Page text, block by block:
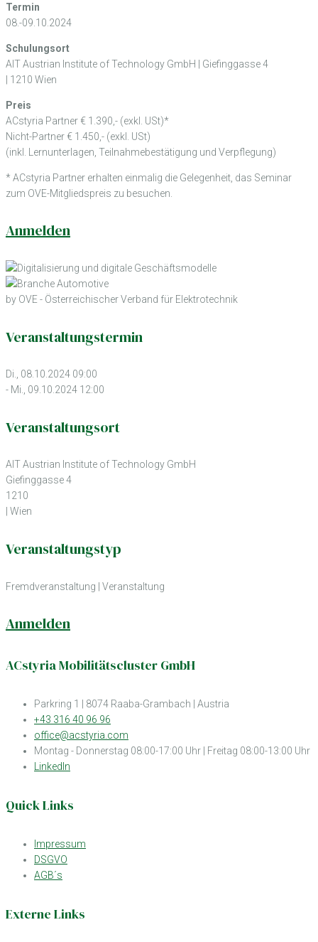
Termin
08.-09.10.2024
Schulungsort
AIT Austrian Institute of Technology GmbH | Giefinggasse 4
| 1210 Wien
Preis
ACstyria Partner € 1.390,- (exkl. USt)*
Nicht-Partner € 1.450,- (exkl. USt)
(inkl. Lernunterlagen, Teilnahmebestätigung und Verpflegung)
* ACstyria Partner erhalten einmalig die Gelegenheit, das Seminar
zum OVE-Mitgliedspreis zu besuchen.
Anmelden
by OVE - Österreichischer Verband für Elektrotechnik
Veranstaltungstermin
Di., 08.10.2024 09:00
- Mi., 09.10.2024 12:00
Veranstaltungsort
AIT Austrian Institute of Technology GmbH
Giefinggasse 4
1210
| Wien
Veranstaltungstyp
Fremdveranstaltung | Veranstaltung
Anmelden
ACstyria Mobilitätscluster GmbH
Parkring 1 | 8074 Raaba-Grambach | Austria
+43 316 40 96 96
office@acstyria.com
Montag - Donnerstag 08:00-17:00 Uhr | Freitag 08:00-13:00 Uhr
LinkedIn
Quick Links
Impressum
DSGVO
AGB´s
Externe Links